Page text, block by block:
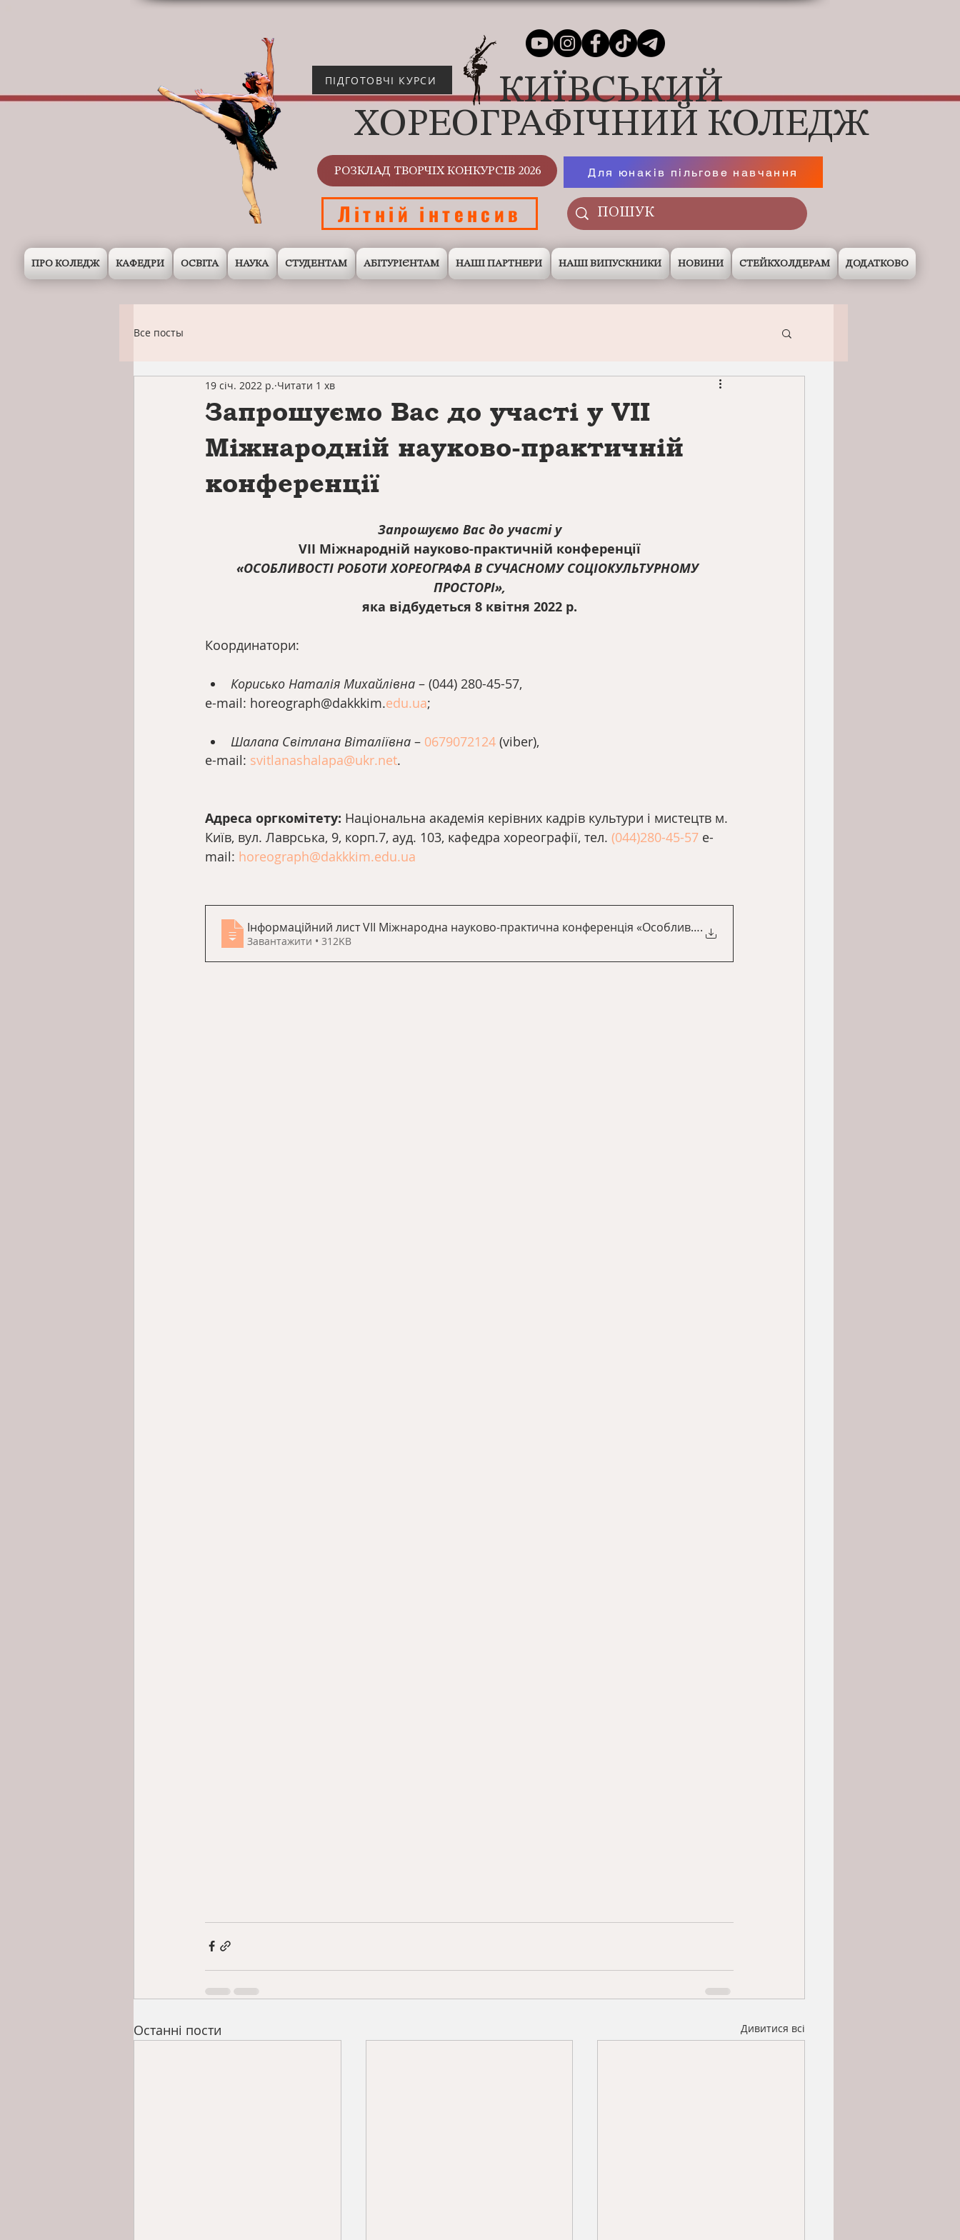
КИЇВСЬКИЙ
ХОРЕОГРАФІЧНИЙ КОЛЕДЖ
ПІДГОТОВЧІ КУРСИ
Для юнаків пільгове навчання
РОЗКЛАД ТВОРЧІХ КОНКУРСІВ 2026
Літній інтенсив
ПРО КОЛЕДЖ КАФЕДРИ ОСВІТА НАУКА СТУДЕНТАМ АБІТУРІЄНТАМ НАШІ ПАРТНЕРИ НАШІ ВИПУСКНИКИ НОВИНИ СТЕЙКХОЛДЕРАМ ДОДАТКОВО
Все посты
Запрошуємо Вас до участі у VІІ
Міжнародній науково-практичній
конференції
19 січ. 2022 р. Читати 1 хв
Запрошуємо Вас до участі у
VІІ Міжнародній науково-практичній конференції
«ОСОБЛИВОСТІ РОБОТИ ХОРЕОГРАФА В СУЧАСНОМУ СОЦІОКУЛЬТУРНОМУ
ПРОСТОРІ»,
яка відбудеться 8 квітня 2022 р.
Координатори:
Корисько Наталія Михайлівна – (044) 280-45-57,
е-mail: horeograph@dakkkim.edu.ua;
Шалапа Світлана Віталіївна – 0679072124 (viber),
е-mail: svitlanashalapa@ukr.net.
Адреса оргкомітету: Національна академія керівних кадрів культури і мистецтв м.
Київ, вул. Лаврська, 9, корп.7, ауд. 103, кафедра хореографії, тел. (044)280-45-57 е-
mail: horeograph@dakkkim.edu.ua
Інформаційний лист VІІ Міжнародна науково-практична конференція «Особливості роботи хореог
.
Завантажити • 312KB
Останні пости Дивитися всі